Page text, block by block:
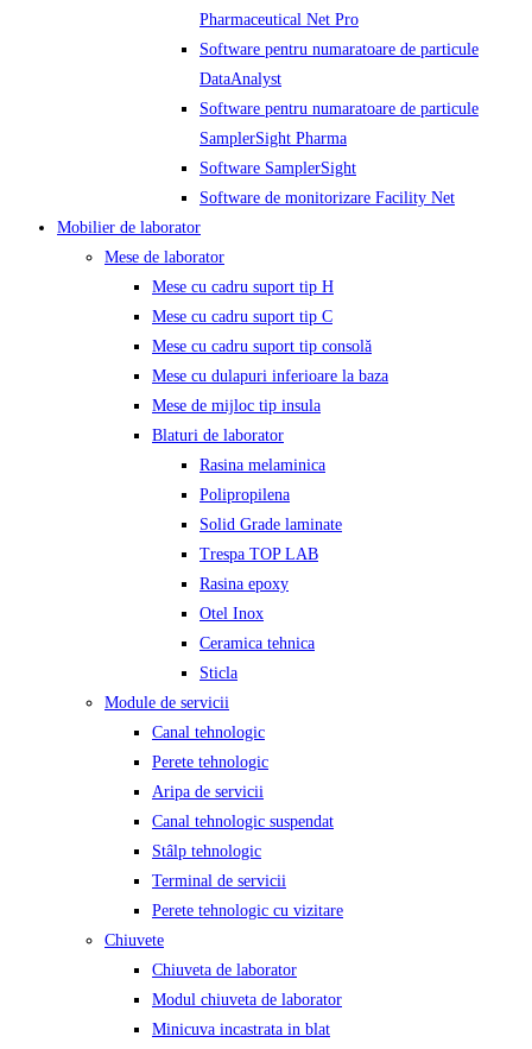
Pharmaceutical Net Pro
Software pentru numaratoare de particule
DataAnalyst
Software pentru numaratoare de particule
SamplerSight Pharma
Software SamplerSight
Software de monitorizare Facility Net
Mobilier de laborator
Mese de laborator
Mese cu cadru suport tip H
Mese cu cadru suport tip C
Mese cu cadru suport tip consolă
Mese cu dulapuri inferioare la baza
Mese de mijloc tip insula
Blaturi de laborator
Rasina melaminica
Polipropilena
Solid Grade laminate
Trespa TOP LAB
Rasina epoxy
Otel Inox
Ceramica tehnica
Sticla
Module de servicii
Canal tehnologic
Perete tehnologic
Aripa de servicii
Canal tehnologic suspendat
Stâlp tehnologic
Terminal de servicii
Perete tehnologic cu vizitare
Chiuvete
Chiuveta de laborator
Modul chiuveta de laborator
Minicuva incastrata in blat